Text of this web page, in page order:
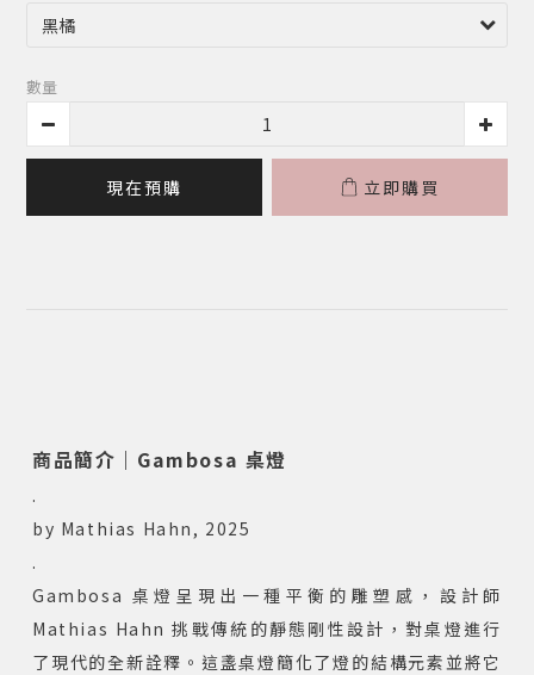
數量
現在預購 立即購買
商品簡介｜Gambosa 桌燈
.
by Mathias Hahn, 2025
.
Gambosa 桌燈呈現出一種平衡的雕塑感，設計師
Mathias Hahn 挑戰傳統的靜態剛性設計，對桌燈進行
了現代的全新詮釋。這盞桌燈簡化了燈的結構元素並將它